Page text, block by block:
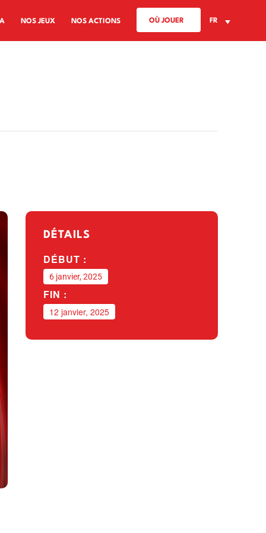
NOS JEUX NOS ACTIONS OÙ JOUER FR
DÉTAILS
DÉBUT :
6 janvier, 2025
FIN :
12 janvier, 2025